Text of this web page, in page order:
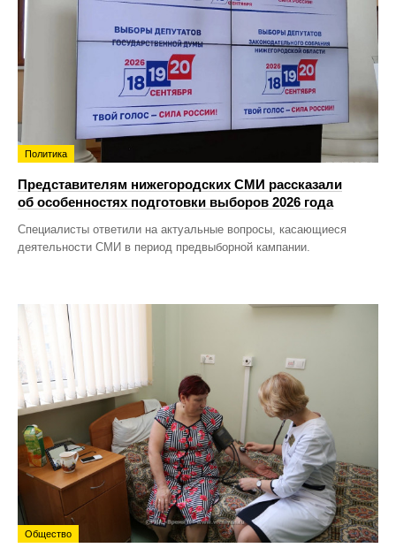
Политика
Представителям нижегородских СМИ рассказали
об особенностях подготовки выборов 2026 года
Специалисты ответили на актуальные вопросы, касающиеся
деятельности СМИ в период предвыборной кампании.
Общество